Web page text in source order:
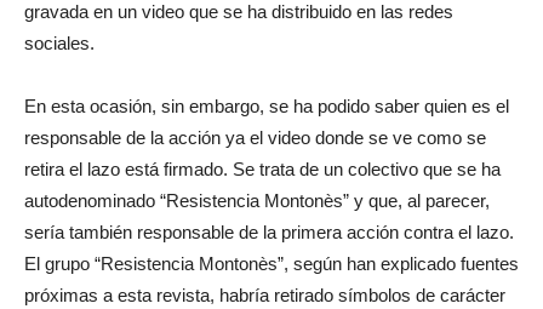
gravada en un video que se ha distribuido en las redes
sociales.
En esta ocasión, sin embargo, se ha podido saber quien es el
responsable de la acción ya el video donde se ve como se
retira el lazo está firmado. Se trata de un colectivo que se ha
autodenominado “Resistencia Montonès” y que, al parecer,
sería también responsable de la primera acción contra el lazo.
El grupo “Resistencia Montonès”, según han explicado fuentes
próximas a esta revista, habría retirado símbolos de carácter